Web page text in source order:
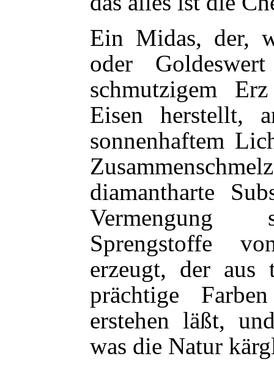
Ein Midas, der,
oder
schmutzigem
Eisen herstellt,
sonnenhaftem
diamantharte
Vermengung
Sprengstoffe
erzeugt, der aus
prächtige
erstehen läßt,
was die Natur